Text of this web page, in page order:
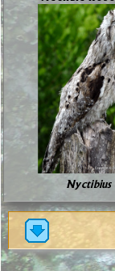
Nyctibius